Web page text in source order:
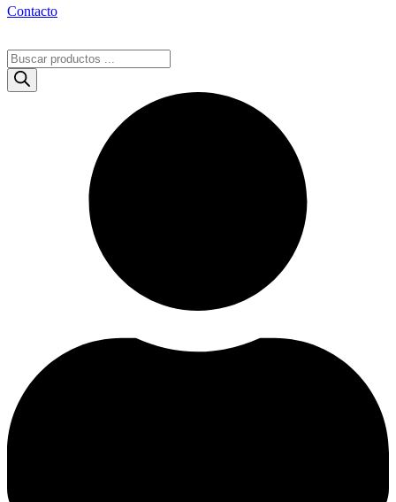
Contacto
Búsqueda
de
productos